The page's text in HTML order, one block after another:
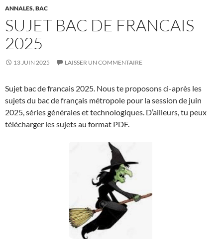
ANNALES,BAC
SUJET BAC DE FRANCAIS
2025
13 JUIN 2025 LAISSER UN COMMENTAIRE
Sujet bac de francais 2025. Nous te proposons ci-après les
sujets du bac de français métropole pour la session de juin
2025, séries générales et technologiques. D’ailleurs, tu peux
télécharger les sujets au format PDF.